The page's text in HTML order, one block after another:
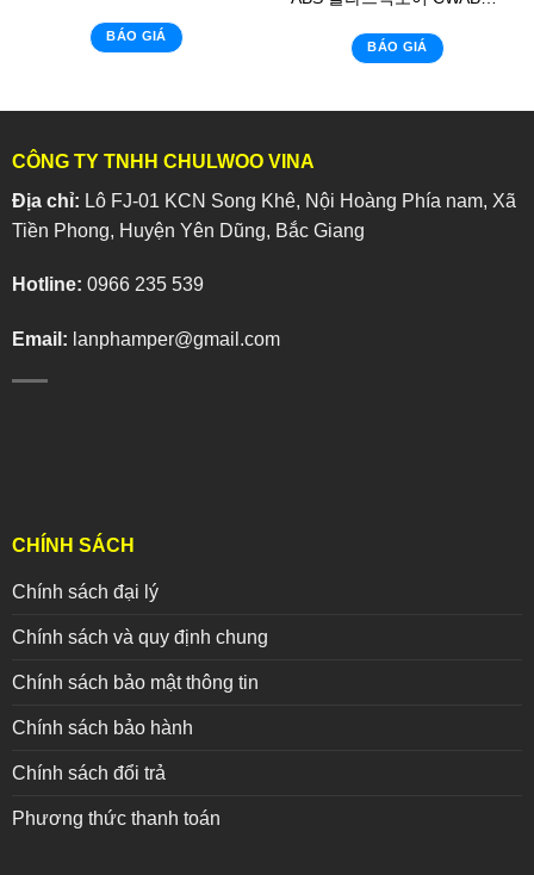
BÁO GIÁ
BÁO GIÁ
CÔNG TY TNHH CHULWOO VINA
Địa chỉ: Lô FJ-01 KCN Song Khê, Nội Hoàng Phía nam, Xã
Tiền Phong, Huyện Yên Dũng, Bắc Giang
Hotline: 0966 235 539
Email: lanphamper@gmail.com
CHÍNH SÁCH
Chính sách đại lý
Chính sách và quy định chung
Chính sách bảo mật thông tin
Chính sách bảo hành
Chính sách đổi trả
Phương thức thanh toán